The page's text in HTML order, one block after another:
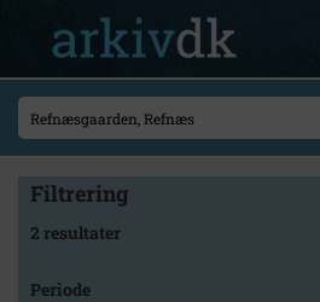
Filtrering
2 resultater
Periode